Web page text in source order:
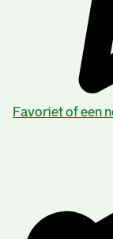
Favoriet of een